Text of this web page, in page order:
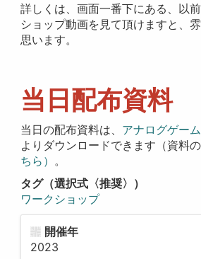
詳しくは、画面一番下にある、以
ショップ動画を見て頂けますと、
思います。
当日配布資料
当日の配布資料は、 アナログゲー
よりダウンロードできます（資料
ちら） 。
タグ（選択式〈推奨〉）
ワークショップ
開催年
2023